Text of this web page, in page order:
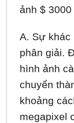
ảnh $
A. Sự
phân giải.
hình ảnh
chuyển
khoảng
megapixel